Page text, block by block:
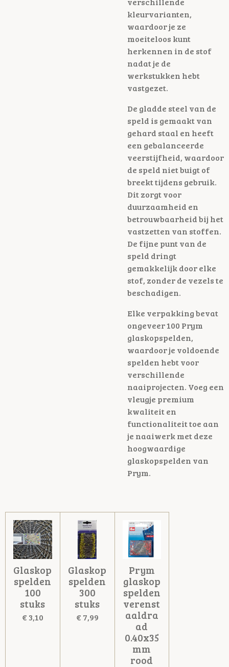
kleurvarianten,
waardoor je ze
moeiteloos kunt
herkennen in de stof
nadat je de
werkstukken hebt
vastgezet.
De gladde steel van de
speld is gemaakt van
gehard staal en heeft
een gebalanceerde
veerstijfheid, waardoor
de speld niet buigt of
breekt tijdens gebruik.
Dit zorgt voor
duurzaamheid en
betrouwbaarheid bij het
vastzetten van stoffen.
De fijne punt van de
speld dringt
gemakkelijk door elke
stof, zonder de vezels te
beschadigen.
Elke verpakking bevat
ongeveer 100 Prym
glaskopspelden,
waardoor je voldoende
spelden hebt voor
verschillende
naaiprojecten. Voeg een
vleugje premium
kwaliteit en
functionaliteit toe aan
je naaiwerk met deze
hoogwaardige
glaskopspelden van
Prym.
Glaskop
spelden
100
stuks
€ 3,10
Glaskop
spelden
300
stuks
€ 7,99
Prym
glaskop
spelden
verenst
aaldra
ad
0.40x35
mm
rood